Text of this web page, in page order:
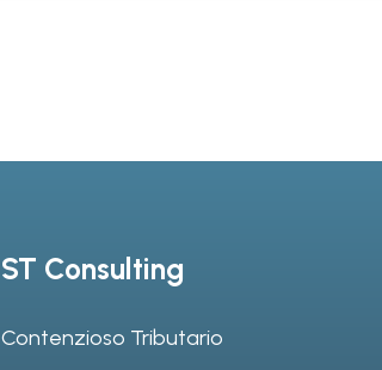
ST Consulting
Contenzioso Tributario